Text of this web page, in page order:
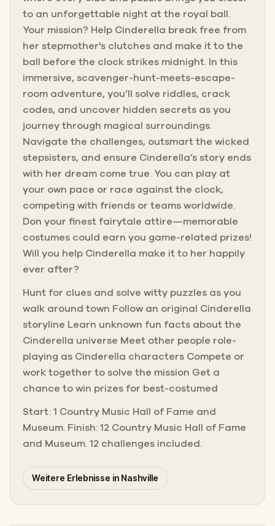
to an unforgettable night at the royal ball.
Your mission? Help Cinderella break free from
her stepmother's clutches and make it to the
ball before the clock strikes midnight. In this
immersive, scavenger-hunt-meets-escape-
room adventure, you’ll solve riddles, crack
codes, and uncover hidden secrets as you
journey through magical surroundings.
Navigate the challenges, outsmart the wicked
stepsisters, and ensure Cinderella’s story ends
with her dream come true. You can play at
your own pace or race against the clock,
competing with friends or teams worldwide.
Don your finest fairytale attire—memorable
costumes could earn you game-related prizes!
Will you help Cinderella make it to her happily
ever after?
Hunt for clues and solve witty puzzles as you
walk around town Follow an original Cinderella
storyline Learn unknown fun facts about the
Cinderella universe Meet other people role-
playing as Cinderella characters Compete or
work together to solve the mission Get a
chance to win prizes for best-costumed
Start: 1 Country Music Hall of Fame and
Museum. Finish: 12 Country Music Hall of Fame
and Museum. 12 challenges included.
Weitere Erlebnisse in Nashville